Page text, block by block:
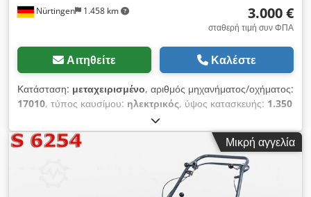
Nürtingen 1.458 km 3.000 €
σταθερή τιμή συν ΦΠΑ
Αιτηθείτε Καλέστε
Κατάσταση: μεταχειρισμένο, αριθμός μηχανήματος/οχήματος:
17010, τύπος καυσίμου: ηλεκτρικός, ύψος κατασκευής: 1.350
, μέγιστο πλάτος προϊόντος:
σειράς: N2037031 Dodpfx Aoy Ekwkoi Tekr
Μικρή αγγελία